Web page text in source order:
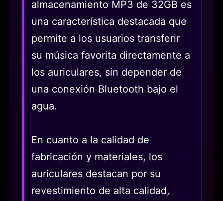
almacenamiento MP3 de 32GB es
una característica destacada que
permite a los usuarios transferir
su música favorita directamente a
los auriculares, sin depender de
una conexión Bluetooth bajo el
agua.
En cuanto a la calidad de
fabricación y materiales, los
auriculares destacan por su
revestimiento de alta calidad,